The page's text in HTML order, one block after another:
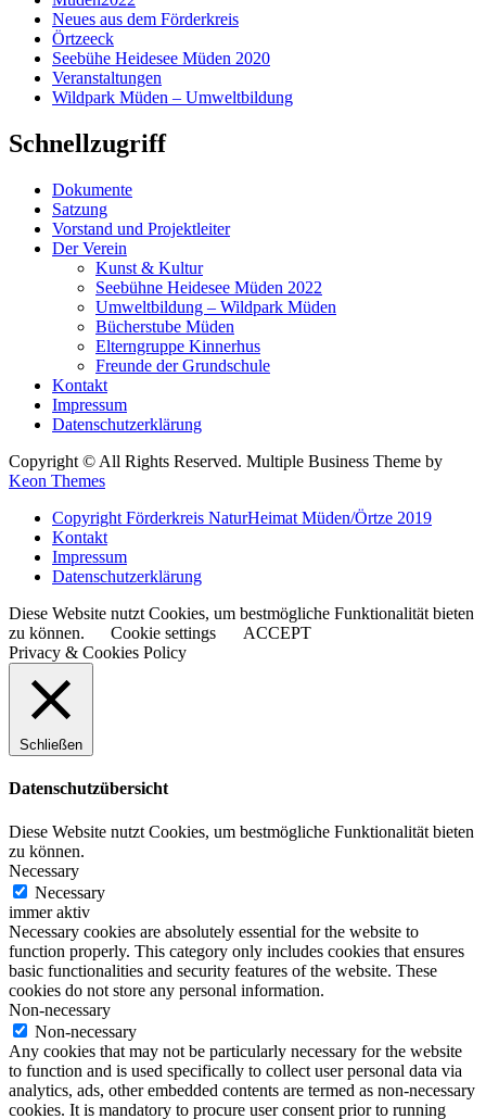
Neues aus dem Förderkreis
Örtzeeck
Seebühe Heidesee Müden 2020
Veranstaltungen
Wildpark Müden – Umweltbildung
Schnellzugriff
Dokumente
Satzung
Vorstand und Projektleiter
Der Verein
Kunst & Kultur
Seebühne Heidesee Müden 2022
Umweltbildung – Wildpark Müden
Bücherstube Müden
Elterngruppe Kinnerhus
Freunde der Grundschule
Kontakt
Impressum
Datenschutzerklärung
Copyright © All Rights Reserved. Multiple Business Theme by
Keon Themes
Copyright Förderkreis NaturHeimat Müden/Örtze 2019
Kontakt
Impressum
Datenschutzerklärung
Diese Website nutzt Cookies, um bestmögliche Funktionalität bieten
zu können.
Cookie settings
ACCEPT
Privacy & Cookies Policy
Schließen
Datenschutzübersicht
Diese Website nutzt Cookies, um bestmögliche Funktionalität bieten
zu können.
Necessary
Necessary
immer aktiv
Necessary cookies are absolutely essential for the website to
function properly. This category only includes cookies that ensures
basic functionalities and security features of the website. These
cookies do not store any personal information.
Non-necessary
Non-necessary
Any cookies that may not be particularly necessary for the website
to function and is used specifically to collect user personal data via
analytics, ads, other embedded contents are termed as non-necessary
cookies. It is mandatory to procure user consent prior to running